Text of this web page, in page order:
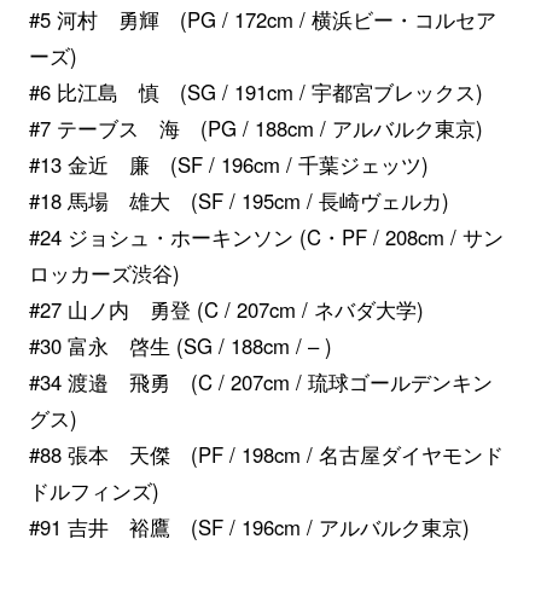
#5 河村 勇輝 (PG / 172cm / 横浜ビー・コルセア
ーズ)
#6 比江島 慎 (SG / 191cm / 宇都宮ブレックス)
#7 テーブス 海 (PG / 188cm / アルバルク東京)
#13 金近 廉 (SF / 196cm / 千葉ジェッツ)
#18 馬場 雄大 (SF / 195cm / 長崎ヴェルカ)
#24 ジョシュ・ホーキンソン (C・PF / 208cm / サン
ロッカーズ渋谷)
#27 山ノ内 勇登 (C / 207cm / ネバダ大学)
#30 富永 啓生 (SG / 188cm / – )
#34 渡邉 飛勇 (C / 207cm / 琉球ゴールデンキン
グス)
#88 張本 天傑 (PF / 198cm / 名古屋ダイヤモンド
ドルフィンズ)
#91 吉井 裕鷹 (SF / 196cm / アルバルク東京)